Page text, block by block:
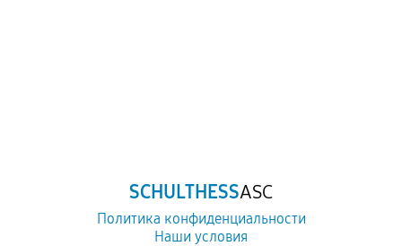
SCHULTHESSASC
Политика конфиденциальности
Наши условия